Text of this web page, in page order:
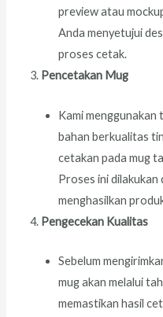
preview atau
Anda menyetujui
proses cetak.
Pencetakan Mug
Kami
bahan berkualitas
cetakan pada mug
Proses ini
menghasilkan
Pengecekan Kualitas
Sebelum
mug akan melalui
memastikan hasil